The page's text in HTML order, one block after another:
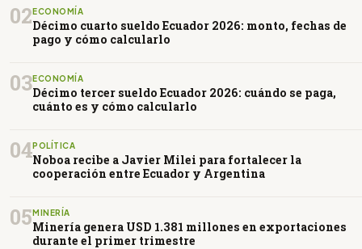
02ECONOMÍA
Décimo cuarto sueldo Ecuador 2026: monto, fechas de
pago y cómo calcularlo
03ECONOMÍA
Décimo tercer sueldo Ecuador 2026: cuándo se paga,
cuánto es y cómo calcularlo
04POLÍTICA
Noboa recibe a Javier Milei para fortalecer la
cooperación entre Ecuador y Argentina
05MINERÍA
Minería genera USD 1.381 millones en exportaciones
durante el primer trimestre